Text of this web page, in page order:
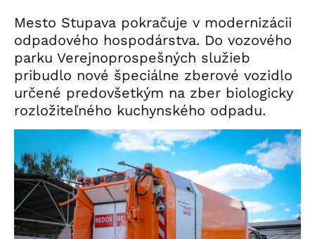
Mesto Stupava pokračuje v modernizácii
odpadového hospodárstva. Do vozového
parku Verejnoprospešných služieb
pribudlo nové špeciálne zberové vozidlo
určené predovšetkým na zber biologicky
rozložiteľného kuchynského odpadu.